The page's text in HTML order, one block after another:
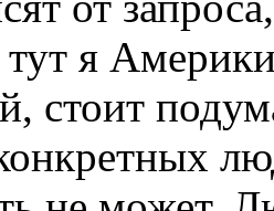
я
стоит